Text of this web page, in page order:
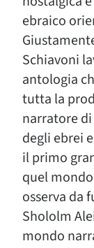
ebraico
Schiavoni
antologia
tutta la
narratore
degli ebrei
il primo
quel
osserva da
Shololm
mondo